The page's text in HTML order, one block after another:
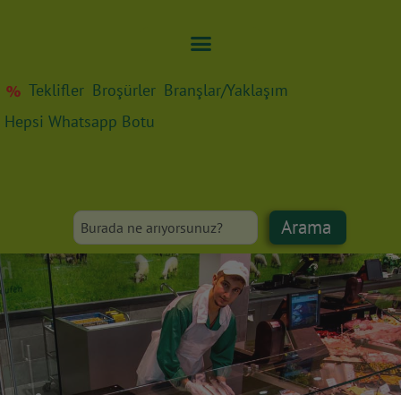
Teklifler Broşürler Branşlar/Yaklaşım
Hepsi Whatsapp Botu
Arama